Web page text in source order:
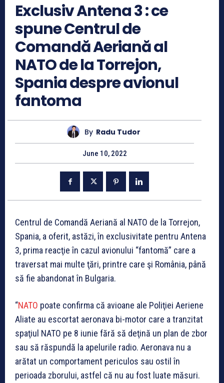
Exclusiv Antena 3 : ce
spune Centrul de
Comandă Aeriană al
NATO de la Torrejon,
Spania despre avionul
fantoma
By Radu Tudor
June 10, 2022
Centrul de Comandă Aeriană al NATO de la Torrejon,
Spania, a oferit, astăzi, în exclusivitate pentru Antena
3, prima reacţie în cazul avionului “fantomă” care a
traversat mai multe ţări, printre care şi România, până
să fie abandonat în Bulgaria.
“NATO poate confirma că avioane ale Poliţiei Aeriene
Aliate au escortat aeronava bi-motor care a tranzitat
spaţiul NATO pe 8 iunie fără să deţină un plan de zbor
sau să răspundă la apelurile radio. Aeronava nu a
arătat un comportament periculos sau ostil în
perioada zborului, astfel că nu au fost luate măsuri.